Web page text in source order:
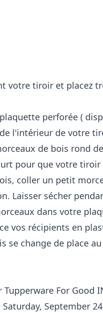
votre tiroir et placez
perforée (
l'intérieur de votre
de bois rond
pour que votre tiroir
coller un petit
Laisser sécher
dans votre
vos récipients en
se change de place
Tupperware For Good
Saturday, September